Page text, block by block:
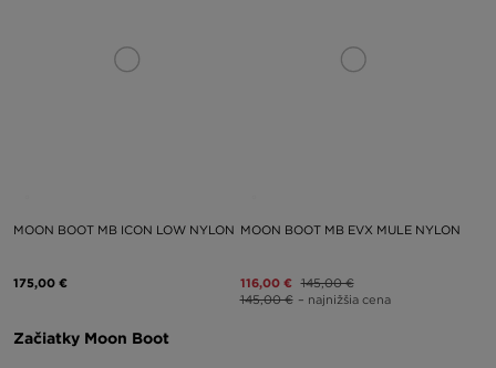
MOON BOOT MB ICON LOW NYLON
175,00 €
MOON BOOT MB EVX MULE NYLON
116,00 € 145,00 €
145,00 € – najnižšia cena
Začiatky Moon Boot